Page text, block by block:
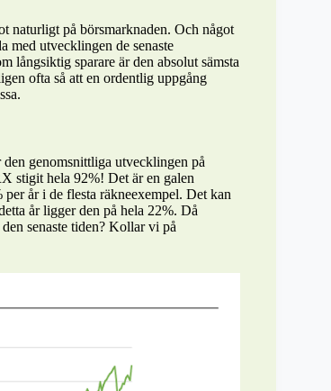
naturligt på börsmarknaden. Och något
med utvecklingen de senaste
långsiktig sparare är den absolut sämsta
ofta så att en ordentlig uppgång
genomsnittliga utvecklingen på
stigit hela 92%! Det är en galen
år i de flesta räkneexempel. Det kan
år ligger den på hela 22%. Då
senaste tiden? Kollar vi på